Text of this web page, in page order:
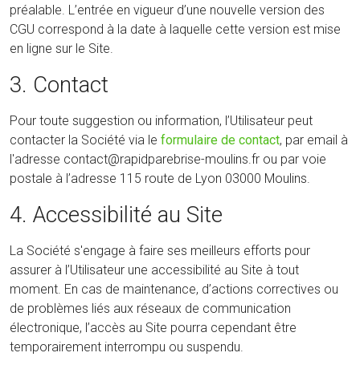
préalable. L’entrée en vigueur d’une nouvelle version des
CGU correspond à la date à laquelle cette version est mise
en ligne sur le Site.
3. Contact
Pour toute suggestion ou information, l’Utilisateur peut
contacter la Société via le formulaire de contact, par email à
l'adresse contact@rapidparebrise-moulins.fr ou par voie
postale à l’adresse 115 route de Lyon 03000 Moulins.
4. Accessibilité au Site
La Société s'engage à faire ses meilleurs efforts pour
assurer à l’Utilisateur une accessibilité au Site à tout
moment. En cas de maintenance, d’actions correctives ou
de problèmes liés aux réseaux de communication
électronique, l’accès au Site pourra cependant être
temporairement interrompu ou suspendu.